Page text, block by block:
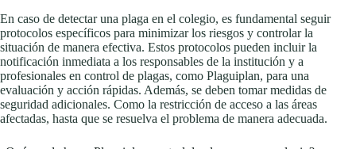
En caso de detectar una plaga en el colegio, es fundamental seguir
protocolos específicos para minimizar los riesgos y controlar la
situación de manera efectiva. Estos protocolos pueden incluir la
notificación inmediata a los responsables de la institución y a
profesionales en control de plagas, como Plaguiplan, para una
evaluación y acción rápidas. Además, se deben tomar medidas de
seguridad adicionales. Como la restricción de acceso a las áreas
afectadas, hasta que se resuelva el problema de manera adecuada.